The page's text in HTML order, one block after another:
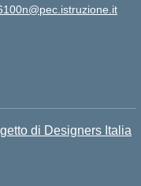
di Designers Italia